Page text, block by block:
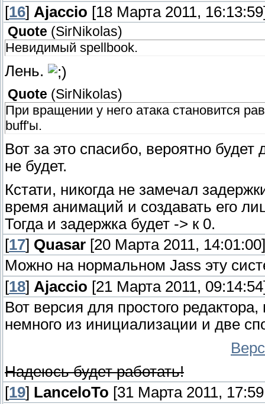
[16] Ajaccio [18 Марта 2011,
Quote (SirNikolas)
Невидимый spellbook.
Лень.
Quote (SirNikolas)
При вращении у него атака становится
buff'ы.
Вот за это спасибо, вероятно будет
не будет.
Кстати, никогда не замечал
время анимаций и создавать его
Тогда и задержка будет -> к 0.
[17] Quasar [20 Марта 2011, 14:01:00]
Можно на нормальном Jass эту
[18] Ajaccio [21 Марта 2011,
Вот версия для простого
немного из инициализации и две
Надеюсь будет работать!
[19] LanceloTo [31 Марта 2011,